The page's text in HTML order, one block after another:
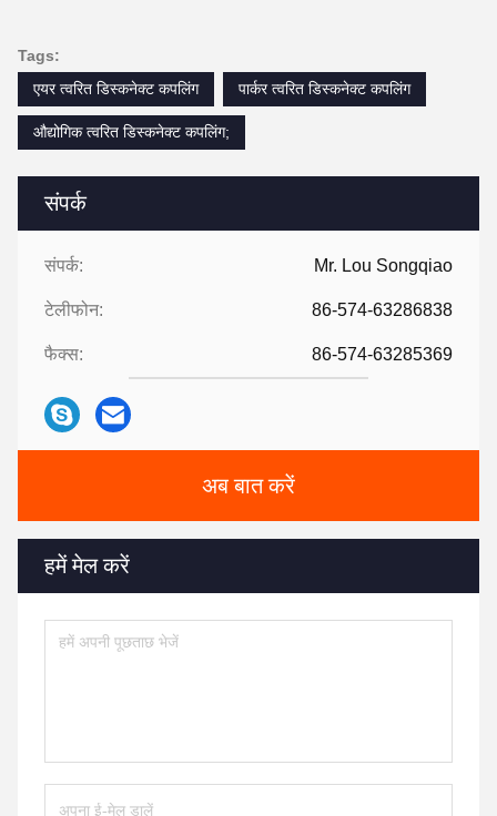
संपर्क
संपर्क: Mr. Lou Songqiao
टेलीफोन: 86-574-63286838
फैक्स: 86-574-63285369
अब बात करें
हमें मेल करें
Tags:
एयर त्वरित डिस्कनेक्ट कपलिंग
पार्कर त्वरित डिस्कनेक्ट कपलिंग
औद्योगिक त्वरित डिस्कनेक्ट कपलिंग;